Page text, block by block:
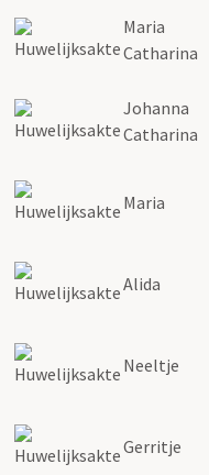
Maria
Catharina
Johanna
Catharina
Maria
Alida
Neeltje
Gerritje